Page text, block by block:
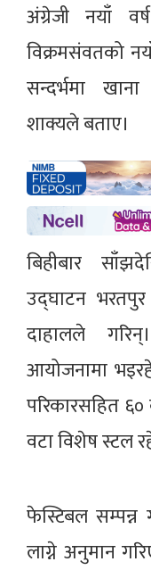
अंग्रेजी नयाँ
विक्रमसंवतको
सन्दर्भमा
शाक्यले बताए।
बिहीबार
उद्घाटन
दाहालले
आयोजनामा
परिकारसहित
वटा विशेष स्टल
फेस्टिबल
लाग्ने अनुमान